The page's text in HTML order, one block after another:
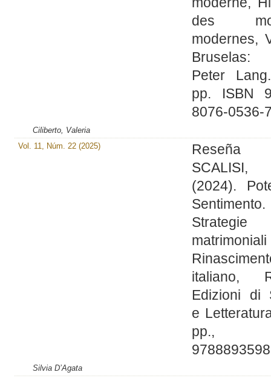
des
modernes,
Bruselas:
Peter
pp. ISBN
8076-0536-
Ciliberto, Valeria
Vol. 11, Núm. 22 (2025)
(2024).
Sentimento.
Strategie
italiano,
Edizioni di
e
pp.,
Silvia D’Agata